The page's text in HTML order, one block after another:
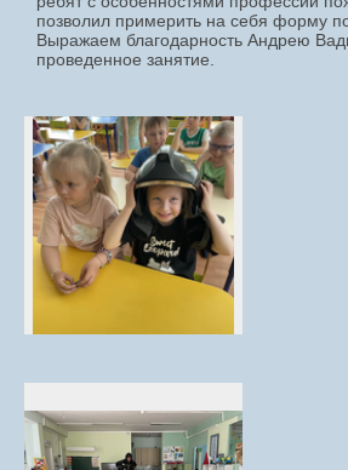
позволил примерить на себя форму
Выражаем благодарность Андрею
проведенное занятие.